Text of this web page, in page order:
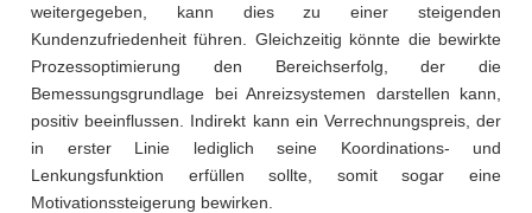
weitergegeben, kann dies zu einer steigenden
Kundenzufriedenheit führen. Gleichzeitig könnte die bewirkte
Prozessoptimierung den Bereichserfolg, der die
Bemessungsgrundlage bei Anreizsystemen darstellen kann,
positiv beeinflussen. Indirekt kann ein Verrechnungspreis, der
in erster Linie lediglich seine Koordinations- und
Lenkungsfunktion erfüllen sollte, somit sogar eine
Motivationssteigerung bewirken.